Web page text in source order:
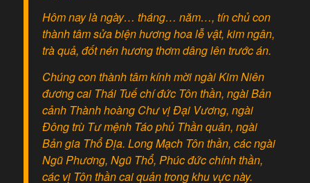
Hôm nay là ngày… tháng… năm…, tín chủ con
thành tâm sửa biện hương hoa lễ vật, kim ngân,
trà quả, đốt nén hương thơm dâng lên trước án.
Chúng con thành tâm kính mời ngài Kim Niên
đương cai Thái Tuế chí đức Tôn thần, ngài Bản
cảnh Thành hoàng Chư vị Đại Vương, ngài
Đông trù Tư mệnh Táo phủ Thần quân, ngài
Bản gia Thổ Địa. Long Mạch Tôn thần, các ngài
Ngũ Phương, Ngũ Thổ, Phúc đức chính thần,
các vị Tôn thần cai quản trong khu vực này.